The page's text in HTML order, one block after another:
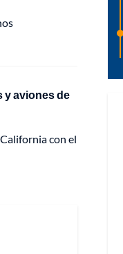
y aviones de
con el